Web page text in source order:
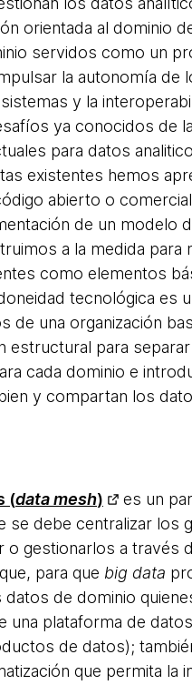
orientada al dominio
servidos como un
la autonomía de
y la
ya conocidos de
para datos
existentes hemos
abierto o
de un modelo
a la medida
como elementos
tecnológica es
de una organización
estructural para
cada dominio e
y compartan los
(data mesh)
es un
se debe centralizar los
o gestionarlos a través
para que big data
datos de dominio
una plataforma de
de datos);
que permita